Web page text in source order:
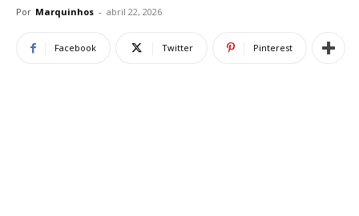
Por Marquinhos - abril 22, 2026
Facebook Twitter Pinterest